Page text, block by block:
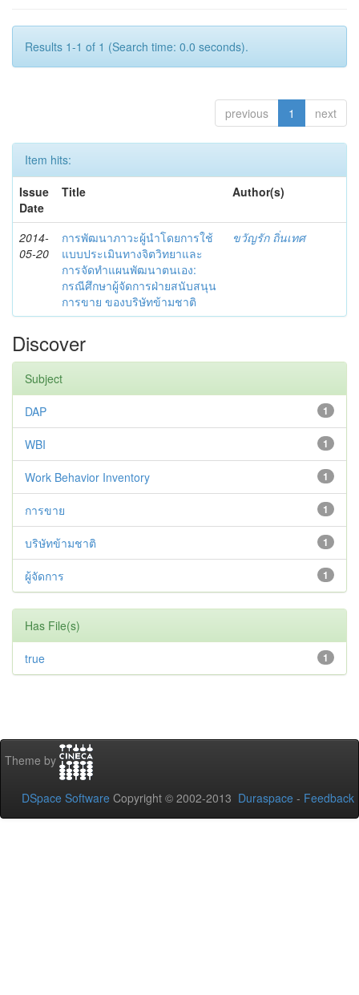
Results 1-1 of 1 (Search time: 0.0 seconds).
previous 1 next
Item hits:
Issue
Date
Title Author(s)
2014-
05-20
การพัฒนาภาวะผู้นำโดยการใช้
แบบประเมินทางจิตวิทยาและ
การจัดทำแผนพัฒนาตนเอง:
กรณีศึกษาผู้จัดการฝ่ายสนับสนุน
การขาย ของบริษัทข้ามชาติ
ขวัญรัก ถิ่นเทศ
Discover
Subject
1
DAP
1
WBI
1
Work Behavior Inventory
1
การขาย
1
บริษัทข้ามชาติ
1
ผู้จัดการ
Has File(s)
1
true
Theme by
DSpace Software Copyright © 2002-2013 Duraspace - Feedback